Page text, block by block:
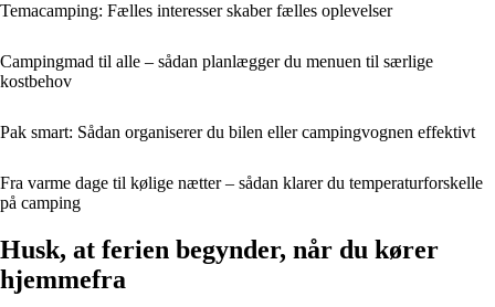
Temacamping: Fælles interesser skaber fælles oplevelser
Campingmad til alle – sådan planlægger du menuen til særlige
kostbehov
Pak smart: Sådan organiserer du bilen eller campingvognen effektivt
Fra varme dage til kølige nætter – sådan klarer du temperaturforskelle
på camping
Husk, at ferien begynder, når du kører
hjemmefra